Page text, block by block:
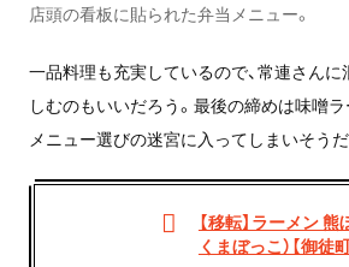
店頭の看板に貼られた弁当メニュー。
一品料理も充実しているので、常連さん
しむのもいいだろう。最後の締めは味噌ラ
メニュー選びの迷宮に入ってしまいそうだ
【移転】ラーメン
くまぼっこ）【御徒